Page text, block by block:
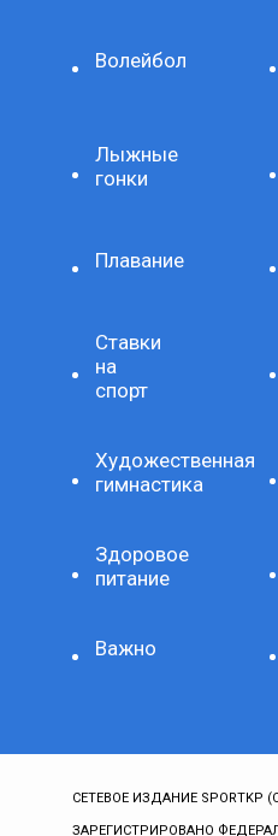
Волейбол
Лыжные
гонки
Плавание
Ставки
на
спорт
Художественная
гимнастика
Здоровое
питание
Важно
СЕТЕВОЕ ИЗДАНИЕ SPORTKP
ЗАРЕГИСТРИРОВАНО